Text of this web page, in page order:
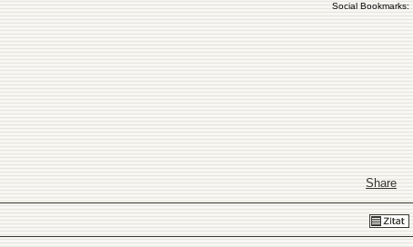
Social Bookmarks:
Share